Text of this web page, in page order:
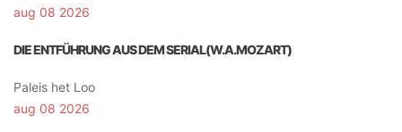
aug 08 2026
DIE ENTFÜHRUNG AUS DEM SERIAL(W.A.MOZART)
Paleis het Loo
aug 08 2026